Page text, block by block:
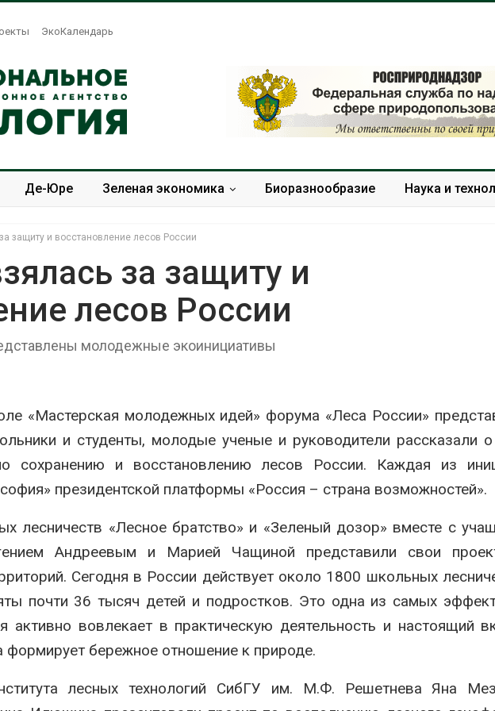
ЭкоКалендарь
Де-Юре Зеленая экономика Биоразнообразие Наука и
защиту и восстановление лесов России
за защиту и
лесов России
молодежные экоинициативы
«Мастерская молодежных идей» форума «Леса России»
и студенты, молодые ученые и руководители рассказали
сохранению и восстановлению лесов России. Каждая из
президентской платформы «Россия – страна возможностей».
лесничеств «Лесное братство» и «Зеленый дозор» вместе с
Андреевым и Марией Чащиной представили свои
Сегодня в России действует около 1800 школьных
почти 36 тысяч детей и подростков. Это одна из самых
активно вовлекает в практическую деятельность и настоящий
формирует бережное отношение к природе.
лесных технологий СибГУ им. М.Ф. Решетнева Яна
В Домодедове
ликвидируют
химикатов после пожара
Изменение климата
по всему миру
Авг 6, 2026
В Австралии снизят
солнечных панелей для
бизнеса
Авг 6, 2026
Москвариум отметит 11-
летие трёхдневным
фестивалем
Авг 5, 2026
В Кении противников
проверяют по статье о
Шэньси из-за
тыс. человек
Авг 6, 2026
МЕГА и ВкусВилл
вторсырья
Авг 6, 2026
Учёные
получать
из воздуха с
ветра
для контроля